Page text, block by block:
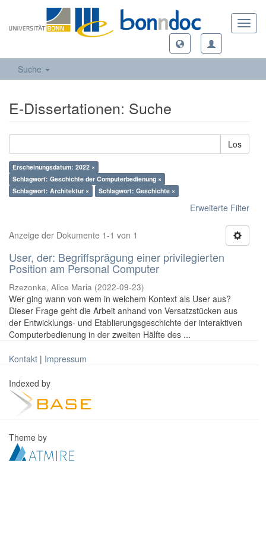
Suche
E-Dissertationen: Suche
Los
Erscheinungsdatum: 2022 ×
Schlagwort: Geschichte der Computerbedienung ×
Schlagwort: Architektur ×
Schlagwort: Geschichte ×
Erweiterte Filter
Anzeige der Dokumente 1-1 von 1
User, der: Begriffsprägung einer privilegierten
Position am Personal Computer
Rzezonka, Alice Maria (2022-09-23)
Wer ging wann von wem in welchem Kontext als User aus?
Dieser Frage geht die Arbeit anhand von Versatzstücken aus
der Entwicklungs- und Etablierungsgeschichte der interaktiven
Computerbedienung in der zweiten Hälfte des ...
Kontakt | Impressum
Indexed by
Theme by